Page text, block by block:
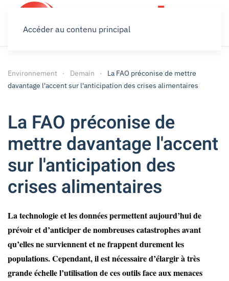
Accéder au contenu principal
Environnement Demain
La FAO préconise de mettre
davantage l'accent sur l'anticipation des crises alimentaires
La FAO préconise de
mettre davantage l'accent
sur l'anticipation des
crises alimentaires
La technologie et les données permettent aujourd’hui de
prévoir et d’anticiper de nombreuses catastrophes avant
qu’elles ne surviennent et ne frappent durement les
populations. Cependant, il est nécessaire d’élargir à très
grande échelle l’utilisation de ces outils face aux menaces